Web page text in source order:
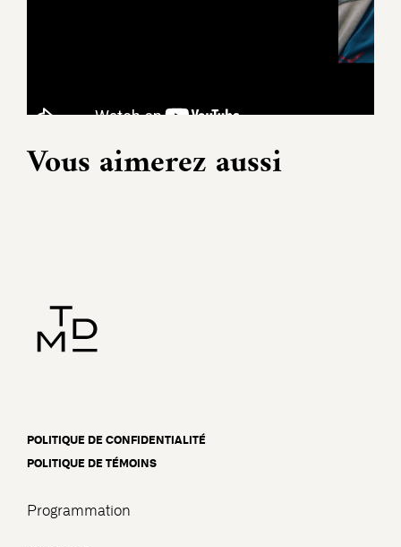
Vous aimerez aussi
Programmation
POLITIQUE DE CONFIDENTIALITÉ
POLITIQUE DE TÉMOINS